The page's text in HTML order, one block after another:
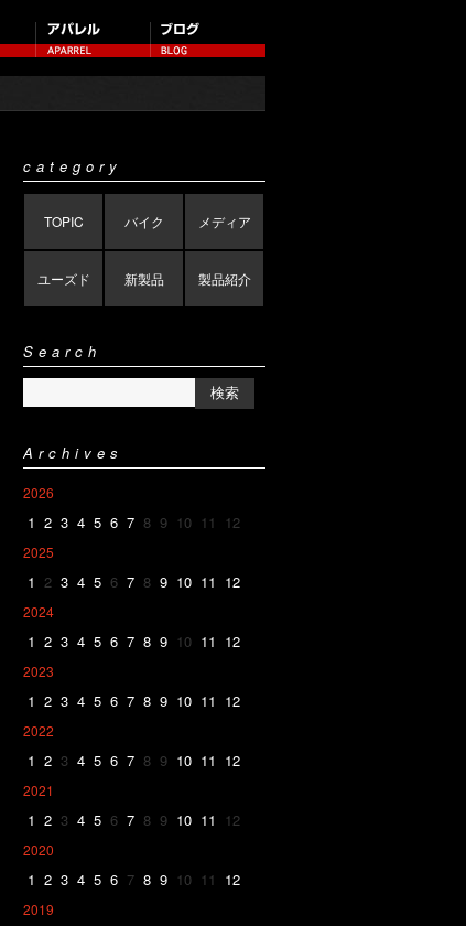
category
TOPIC バイク メディア
ユーズド 新製品 製品紹介
Search
Archives
2026
1 2 3 4 5 6 7 8 9 10 11 12
2025
1 2 3 4 5 6 7 8 9 10 11 12
2024
1 2 3 4 5 6 7 8 9 10 11 12
2023
1 2 3 4 5 6 7 8 9 10 11 12
2022
1 2 3 4 5 6 7 8 9 10 11 12
2021
1 2 3 4 5 6 7 8 9 10 11 12
2020
1 2 3 4 5 6 7 8 9 10 11 12
2019